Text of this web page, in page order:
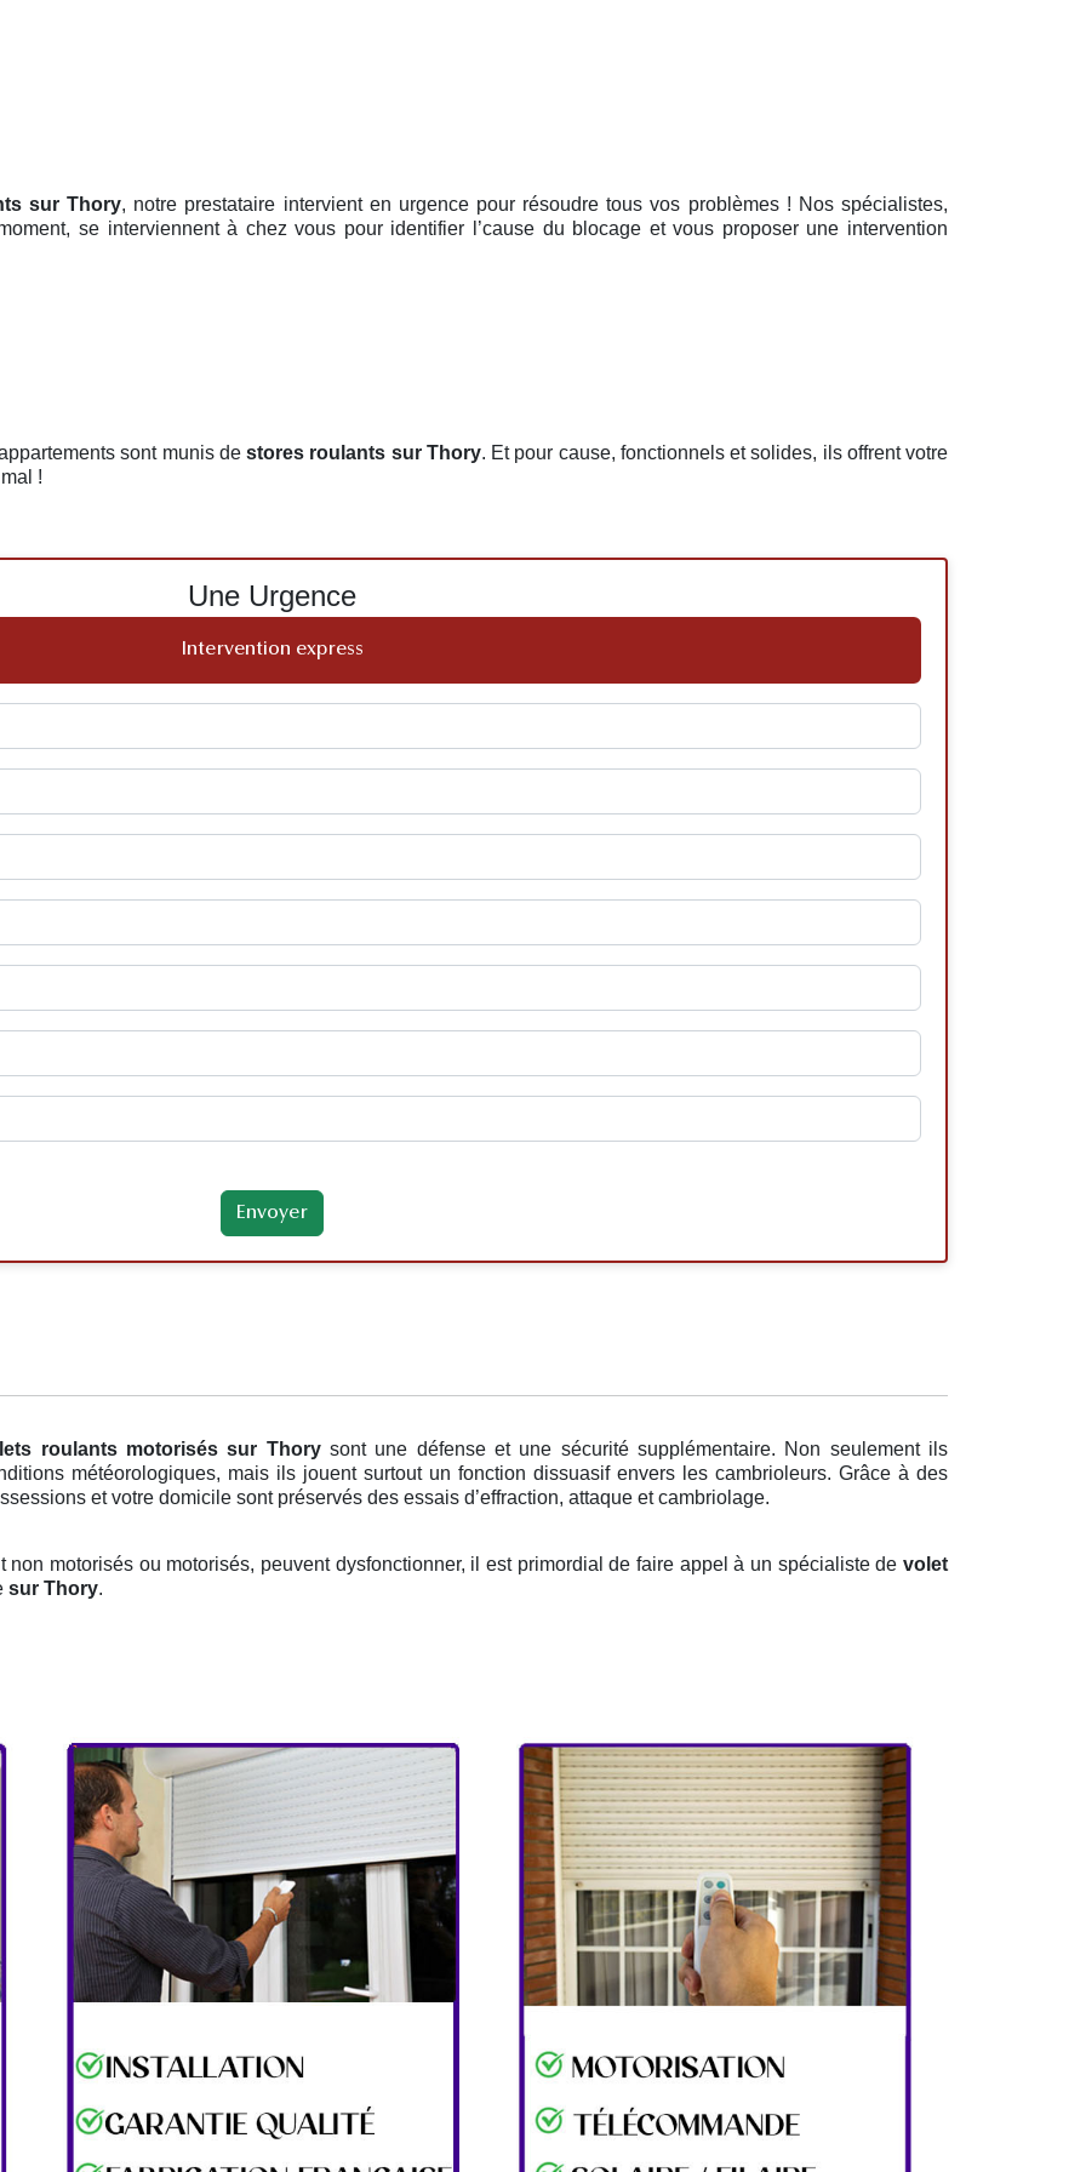
sur Thory, notre prestataire intervient en urgence pour résoudre tous vos problèmes ! Nos spécialistes,
se interviennent à chez vous pour identifier l’cause du blocage et vous proposer une intervention
sont munis de stores roulants sur Thory. Et pour cause, fonctionnels et solides, ils offrent votre
!
Une Urgence
Intervention express
roulants motorisés sur Thorysont une défense et une sécurité supplémentaire. Non seulement ils
météorologiques, mais ils jouent surtout un fonction dissuasif envers les cambrioleurs. Grâce à des
et votre domicile sont préservés des essais d’effraction, attaque et cambriolage.
non motorisés ou motorisés, peuvent dysfonctionner, il est primordial de faire appel à un spécialiste devolet
sur Thory.